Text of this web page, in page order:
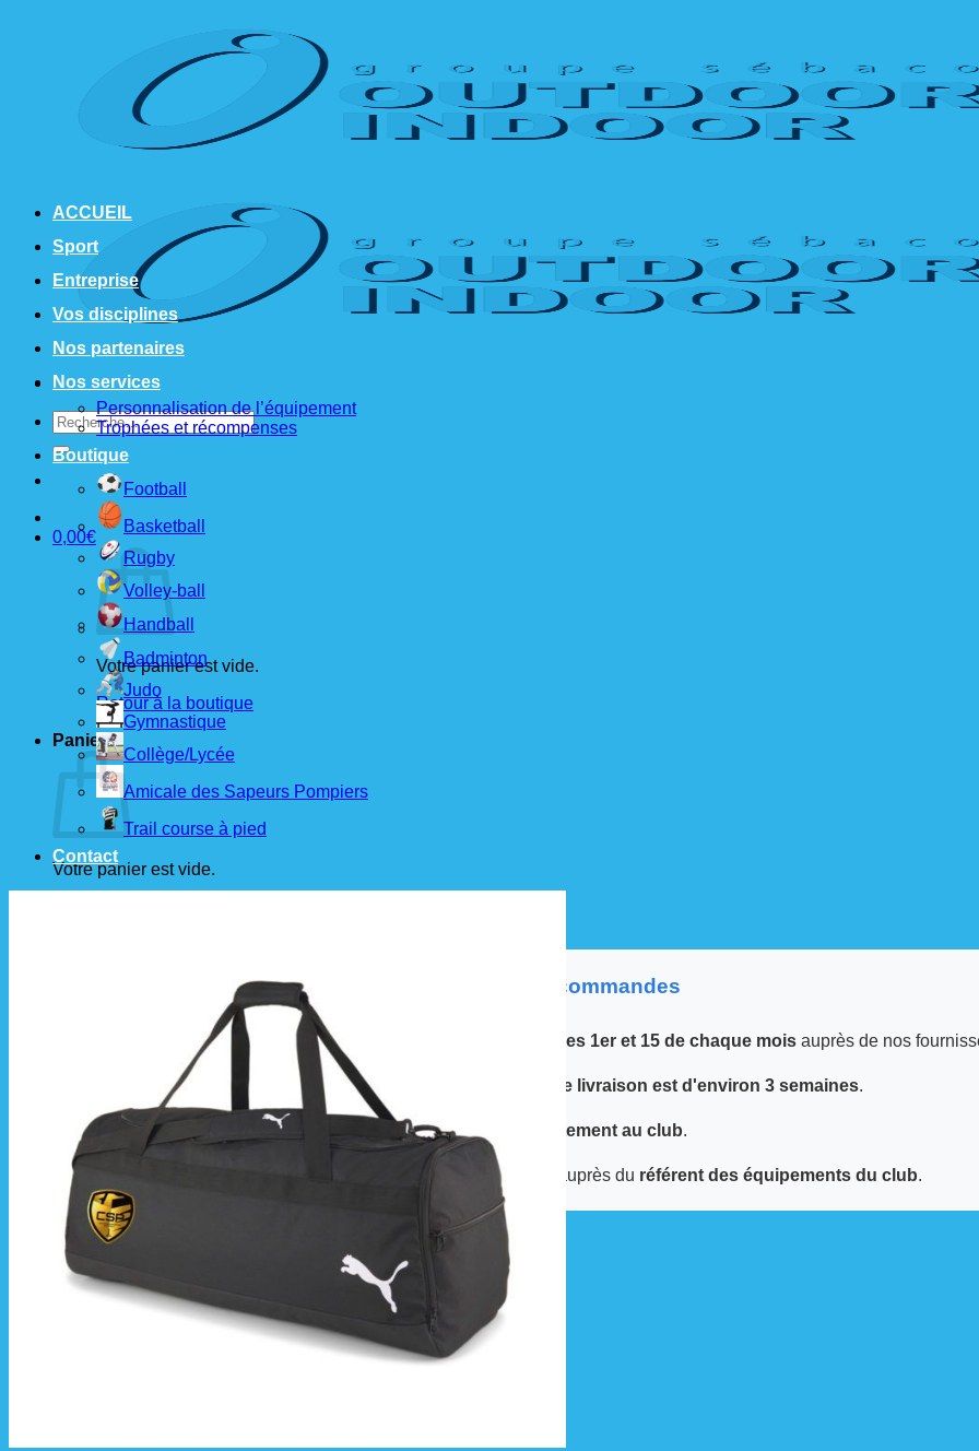
Recherche
pour :
0,00€
Votre panier est vide.
Retour à la boutique
Panier
Votre panier est vide.
📦 Informations sur les commandes
Les commandes sont passées les 1er et 15 de chaque moisauprès de nos
À partir de ces dates, le délai de livraison est d'environ 3 semaines.
La livraison est effectuée directement au club.
La commande est à récupérer auprès du référent des équipements du club.
ACCUEIL
Sport
Entreprise
Vos disciplines
Nos partenaires
Nos services
Personnalisation de l’équipement
Trophées et récompenses
Boutique
Football
Basketball
Rugby
Volley-ball
Handball
Badminton
Judo
Gymnastique
Collège/Lycée
Amicale des Sapeurs Pompiers
Trail course à pied
Contact